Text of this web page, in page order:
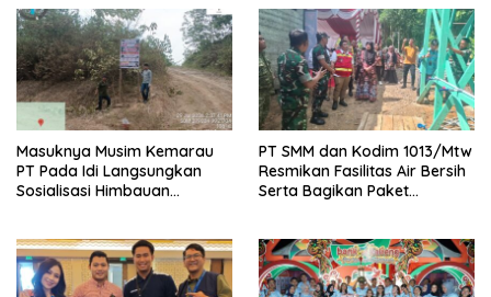
Masuknya Musim Kemarau
PT Pada Idi Langsungkan
Sosialisasi Himbauan
PT SMM dan Kodim 1013/Mtw
Resmikan Fasilitas Air Bersih
Serta Bagikan Paket